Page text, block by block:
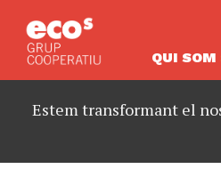
QUI SOM
Estem transformant el